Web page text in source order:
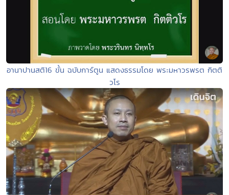
อานาปานสติ16 ขั้น ฉบับการ์ตูน แสดงธรรมโดย พระมหาวรพรต กิตติ
วโร